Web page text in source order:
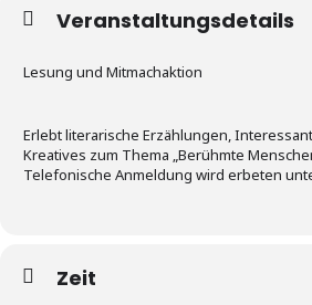
Veranstaltungsdetails
Lesung und Mitmachaktion
Erlebt literarische Erzählungen,
Kreatives zum Thema „Berühmte
Telefonische Anmeldung wird erbeten
Zeit